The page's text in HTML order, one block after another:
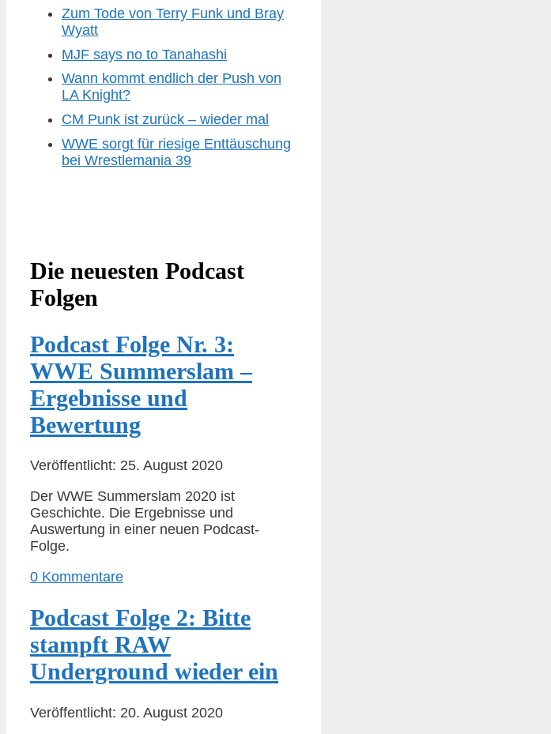
Zum Tode von Terry Funk und Bray
Wyatt
MJF says no to Tanahashi
Wann kommt endlich der Push von
LA Knight?
CM Punk ist zurück – wieder mal
WWE sorgt für riesige Enttäuschung
bei Wrestlemania 39
Die neuesten Podcast
Folgen
Podcast Folge Nr. 3:
WWE Summerslam –
Ergebnisse und
Bewertung
Veröffentlicht: 25. August 2020
Der WWE Summerslam 2020 ist
Geschichte. Die Ergebnisse und
Auswertung in einer neuen Podcast-
Folge.
0 Kommentare
Podcast Folge 2: Bitte
stampft RAW
Underground wieder ein
Veröffentlicht: 20. August 2020